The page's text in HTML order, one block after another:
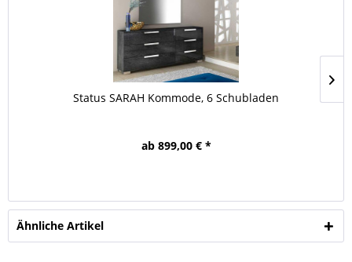
Status SARAH Kommode, 6 Schubladen
ab 899,00 € *
Ähnliche Artikel